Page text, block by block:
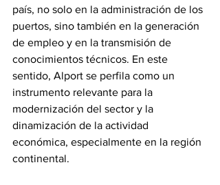
país, no solo en la administración de los
puertos, sino también en la generación
de empleo y en la transmisión de
conocimientos técnicos. En este
sentido, Alport se perfila como un
instrumento relevante para la
modernización del sector y la
dinamización de la actividad
económica, especialmente en la región
continental.